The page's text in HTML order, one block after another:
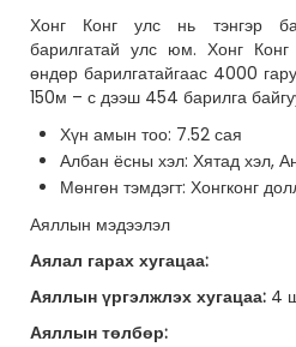
Хонг Конг улс нь тэнгэр
барилгатай улс юм. Хонг
өндөр барилгатайгаас 4000
150м – с дээш 454 барилга
Хүн амын тоо: 7.52 сая
Албан ёсны хэл: Хятад хэл,
Мөнгөн тэмдэгт: Хонгконг
Аяллын мэдээлэл
Аялал гарах хугацаа:
Аяллын үргэлжлэх хугацаа: 4
Аяллын төлбөр: